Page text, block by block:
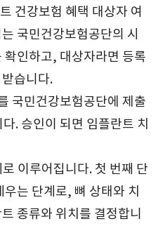
건강보험 혜택 대상자 여
국민건강보험공단의 시
확인하고, 대상자라면 등록
습니다.
국민건강보험공단에 제출
. 승인이 되면 임플란트 치
이루어집니다. 첫 번째 단
는 단계로, 뼈 상태와 치
종류와 위치를 결정합니